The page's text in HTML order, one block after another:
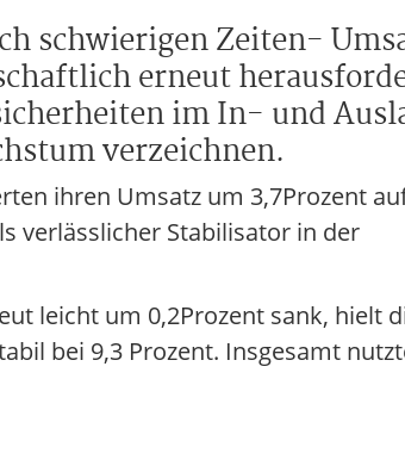
schwierigen Zeiten-
erneut
im In- und
verzeichnen.
ihren Umsatz um 3,7Prozent
verlässlicher Stabilisator in der
leicht um 0,2Prozent sank, hielt
bei 9,3 Prozent. Insgesamt